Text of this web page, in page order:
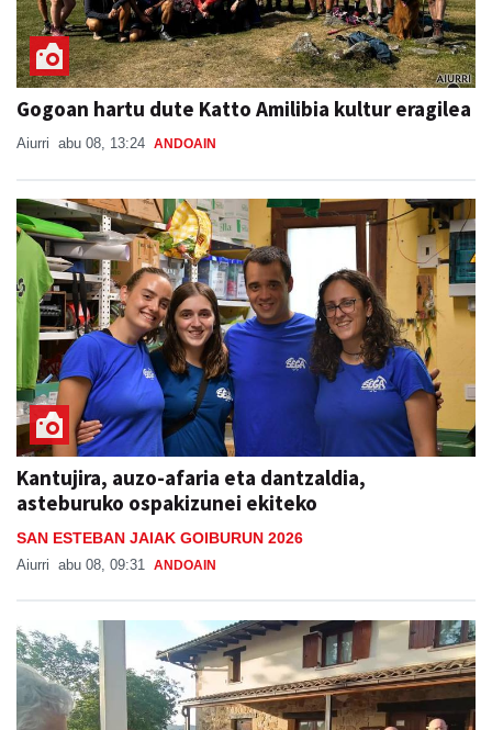
Gogoan hartu dute Katto Amilibia kultur eragilea
Aiurri abu 08, 13:24 ANDOAIN
Kantujira, auzo-afaria eta dantzaldia,
asteburuko ospakizunei ekiteko
SAN ESTEBAN JAIAK GOIBURUN 2026
Aiurri abu 08, 09:31 ANDOAIN